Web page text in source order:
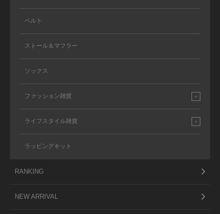
ベルト
ストール＆マフラー
ソックス
ファッション雑貨
ライフスタイル雑貨
ラッピングキット
RANKING
NEW ARRIVAL